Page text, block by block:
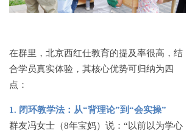
在群里，北京西红仕教育的提及率很高，结
合学员真实体验，其核心优势可归纳为四
点：
1. 闭环教学法：从“背理论”到“会实操”
群友冯女士（8年宝妈）说：“以前以为学心